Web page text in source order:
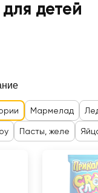
детей
Мармелад
Пасты, желе